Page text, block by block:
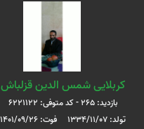
کربلایی شمس الدین قزلباش
بازدید: 265 - کد متوفی: 6221122
تولد: 1334/11/07 فوت: 1401/09/26